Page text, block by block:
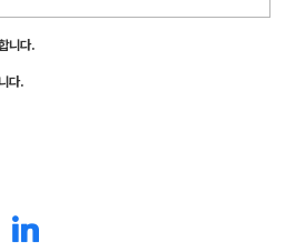
니다.
다.